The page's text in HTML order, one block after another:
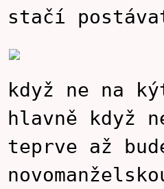
stačí
když ne na
hlavně když
teprve až